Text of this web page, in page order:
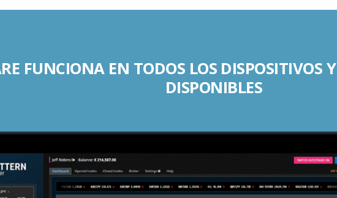
FUNCIONA EN TODOS LOS DISPOSITIVOS
DISPONIBLES